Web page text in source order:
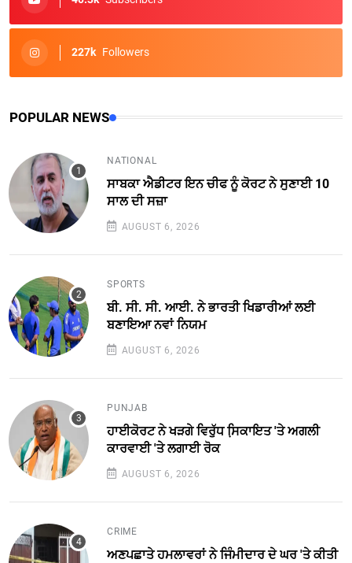
227k Followers
POPULAR NEWS
NATIONAL
ਸਾਬਕਾ ਐਡੀਟਰ ਇਨ ਚੀਫ ਨੂੰ ਕੋਰਟ ਨੇ ਸੁਣਾਈ 10
ਸਾਲ ਦੀ ਸਜ਼ਾ
AUGUST 6, 2026
SPORTS
ਬੀ. ਸੀ. ਸੀ. ਆਈ. ਨੇ ਭਾਰਤੀ ਖਿਡਾਰੀਆਂ ਲਈ
ਬਣਾਇਆ ਨਵਾਂ ਨਿਯਮ
AUGUST 6, 2026
PUNJAB
ਹਾਈਕੋਰਟ ਨੇ ਖੜਗੇ ਵਿਰੁੱਧ ਸਿ਼ਕਾਇਤ 'ਤੇ ਅਗਲੀ
ਕਾਰਵਾਈ 'ਤੇ ਲਗਾਈ ਰੋਕ
AUGUST 6, 2026
CRIME
ਅਣਪਛਾਤੇ ਹਮਲਾਵਰਾਂ ਨੇ ਜਿੰਮੀਦਾਰ ਦੇ ਘਰ 'ਤੇ ਕੀਤੀ